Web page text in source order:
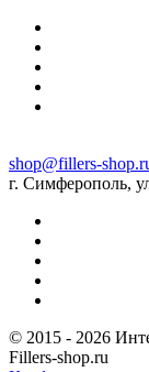
shop@fillers-
г. Симферополь,
© 2015 - 2026
Fillers-shop.ru